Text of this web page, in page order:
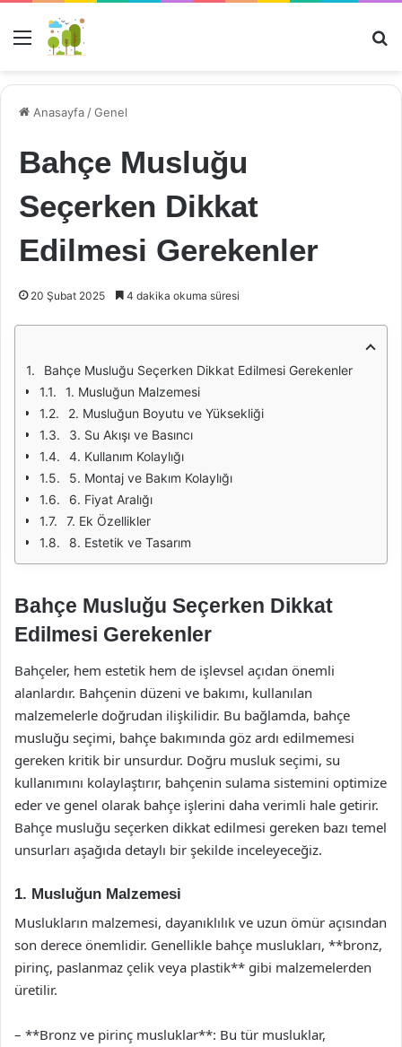
Menü
Anasayfa /Genel
Bahçe Musluğu
Seçerken Dikkat
Edilmesi Gerekenler
20 Şubat 2025 4 dakika okuma süresi
Bahçe Musluğu Seçerken Dikkat Edilmesi Gerekenler
1. Musluğun Malzemesi
2. Musluğun Boyutu ve Yüksekliği
3. Su Akışı ve Basıncı
4. Kullanım Kolaylığı
5. Montaj ve Bakım Kolaylığı
6. Fiyat Aralığı
7. Ek Özellikler
8. Estetik ve Tasarım
Bahçe Musluğu Seçerken Dikkat
Edilmesi Gerekenler
Bahçeler, hem estetik hem de işlevsel açıdan önemli
alanlardır. Bahçenin düzeni ve bakımı, kullanılan
malzemelerle doğrudan ilişkilidir. Bu bağlamda, bahçe
musluğu seçimi, bahçe bakımında göz ardı edilmemesi
gereken kritik bir unsurdur. Doğru musluk seçimi, su
kullanımını kolaylaştırır, bahçenin sulama sistemini optimize
eder ve genel olarak bahçe işlerini daha verimli hale getirir.
Bahçe musluğu seçerken dikkat edilmesi gereken bazı temel
unsurları aşağıda detaylı bir şekilde inceleyeceğiz.
1. Musluğun Malzemesi
Muslukların malzemesi, dayanıklılık ve uzun ömür açısından
son derece önemlidir. Genellikle bahçe muslukları, **bronz,
pirinç, paslanmaz çelik veya plastik** gibi malzemelerden
üretilir.
– **Bronz ve pirinç musluklar**: Bu tür musluklar,